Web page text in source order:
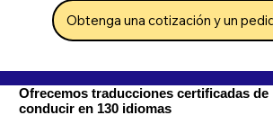
Obtenga una cotización y un
Ofrecemos traducciones certificadas de
conducir en 130 idiomas